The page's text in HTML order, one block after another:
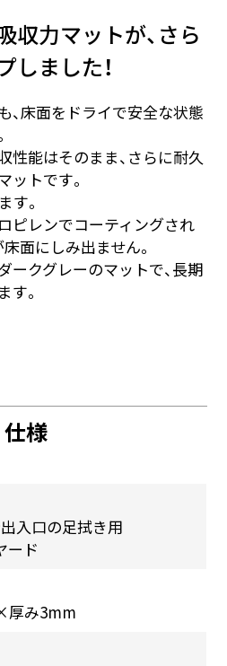
収力マットが、さら
しました！
床面をドライで安全な状態
能はそのまま、さらに耐久
ットです。
す。
ピレンでコーティングされ
面にしみ出ません。
クグレーのマットで、長期
す。
仕様
出入口の足拭き用
ード
み3mm